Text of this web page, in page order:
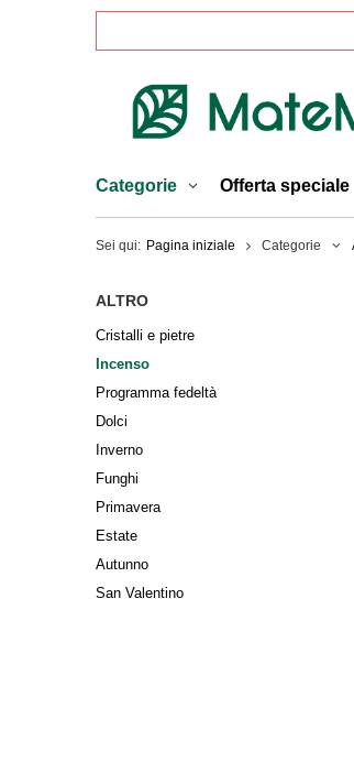
Categorie Offerta speciale
Sei qui: Pagina iniziale Categorie
ALTRO
Cristalli e pietre
Incenso
Programma fedeltà
Dolci
Inverno
Funghi
Primavera
Estate
Autunno
San Valentino